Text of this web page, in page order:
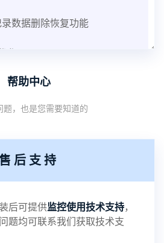
数据删除恢复功能
前监控界面切换其他被控端手
务器相册照片文件夹路径问题
线设置云储存对方微信聊天记
帮助中心
题，也是您需要知道的
后支持
后可提供监控使用技术支持，
题均可联系我们获取技术支